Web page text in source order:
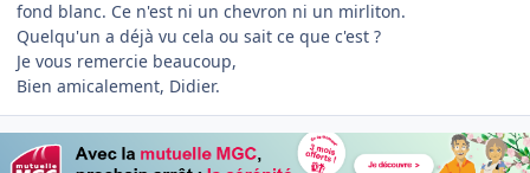
fond blanc. Ce n'est ni un chevron ni un mirliton.
Quelqu'un a déjà vu cela ou sait ce que c'est ?
Je vous remercie beaucoup,
Bien amicalement, Didier.